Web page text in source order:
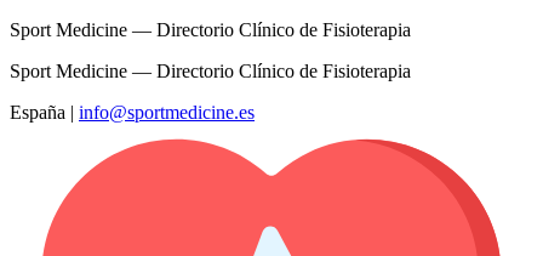
Sport Medicine — Directorio Clínico de Fisioterapia
Sport Medicine — Directorio Clínico de Fisioterapia
España | info@sportmedicine.es